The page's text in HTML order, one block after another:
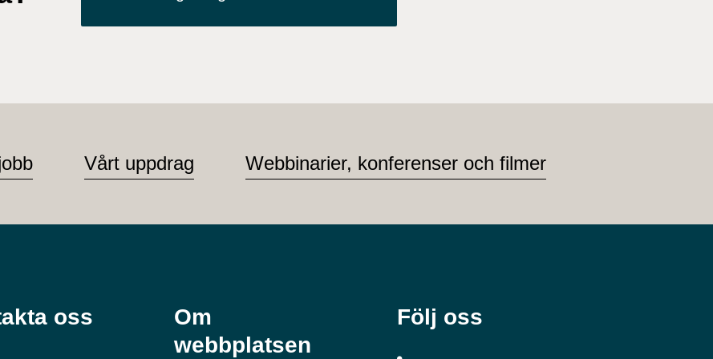
Vårt uppdrag Webbinarier, konferenser och filmer
oss
Om
webbplatsen
Följ oss